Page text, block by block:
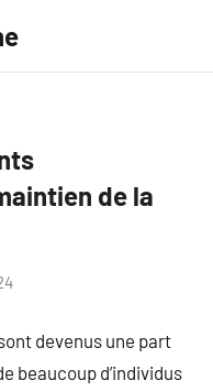
de la
devenus une part
beaucoup d’individus